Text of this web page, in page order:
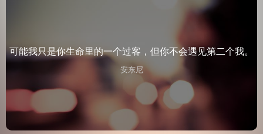
可能我只是你生命里的一个过客，但你不会遇见第二个我。
安东尼